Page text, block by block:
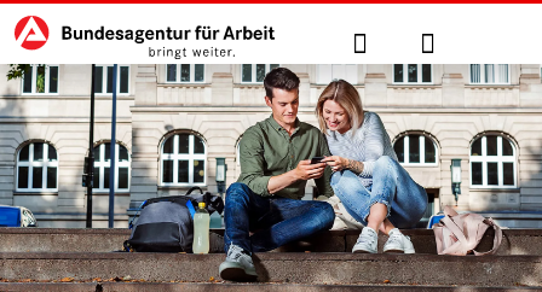
zu den Hauptinhalten springen
Hauptnavigation Suche Anmelden